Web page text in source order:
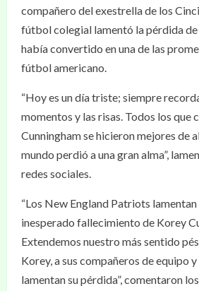
compañero del exestrella de los
fútbol colegial lamentó la pérdida de
había convertido en una de las
fútbol americano.
“Hoy es un día triste; siempre
momentos y las risas. Todos los que
Cunningham se hicieron mejores de
mundo perdió a una gran alma”,
redes sociales.
“Los New England Patriots
inesperado fallecimiento de Korey
Extendemos nuestro más sentido
Korey, a sus compañeros de equipo
lamentan su pérdida”, comentaron